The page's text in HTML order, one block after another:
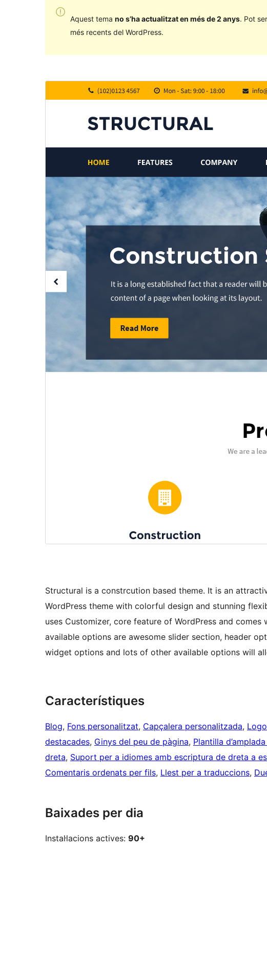
Aquest tema no s’ha actualitzat en més de 2 anys. Pot
més recents del WordPress.
Structural is a constrcution based theme. It is an
WordPress theme with colorful design and stunning
uses Customizer, core feature of WordPress and
available options are awesome slider section, header
widget options and lots of other available options will
Característiques
Blog, Fons personalitzat, Capçalera personalitzada,
destacades, Ginys del peu de pàgina, Plantilla
dreta, Suport per a idiomes amb escriptura de dreta a
Comentaris ordenats per fils, Llest per a traduccions,
Baixades per dia
Instal·lacions actives: 90+